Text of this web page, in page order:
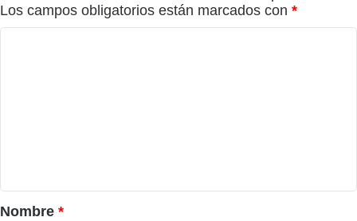
Los campos obligatorios están marcados con *
r
Nombre *